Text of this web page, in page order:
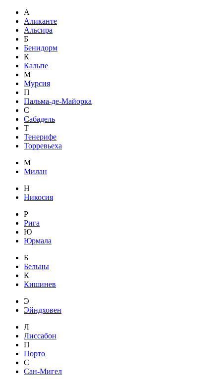
А
Аликанте
Альсира
Б
Бенидорм
К
Кальпе
М
Мурсия
П
Пальма-де-Майорка
С
Сабадель
Т
Тенерифе
Торревьеха
М
Милан
Н
Никосия
Р
Рига
Ю
Юрмала
Б
Бельцы
К
Кишинев
Э
Эйндховен
Л
Лиссабон
П
Порто
С
Сан-Мигел